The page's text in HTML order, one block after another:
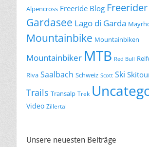
Alpencross Freeride Blog Freerider
Gardasee Lago di Garda
Mountainbike Mountainbiken
Mountainbiker MTB Red Bull
Riva Saalbach Schweiz Scott Ski
Trails Transalp Trek
Video Zillertal
Unsere neuesten Beiträge